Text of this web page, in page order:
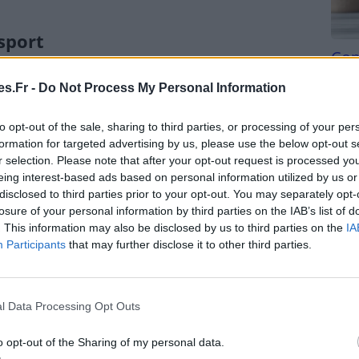
- Do Not Process My Personal Information
opt-out of the sale, sharing to third parties, or processing of your
for targeted advertising by us, please use the below opt-out
selection. Please note that after your opt-out request is processed
interest-based ads based on personal information utilized by us
to third parties prior to your opt-out. You may separately
of your personal information by third parties on the IAB’s list of
This information may also be disclosed by us to third parties on the
Participants that may further disclose it to other third parties.
Data Processing Opt Outs
opt-out of the Sharing of my personal data.
d’affilée ? Si votre emploi du temps est serré,
de 10 ou 15 minutes tout au long de la
quotidiennes
à votre quotidien ? Rendre le sport
le vélo ou la marche plutôt que la voiture ou les
votre pause-café pour faire quelques étirements
Tri
du